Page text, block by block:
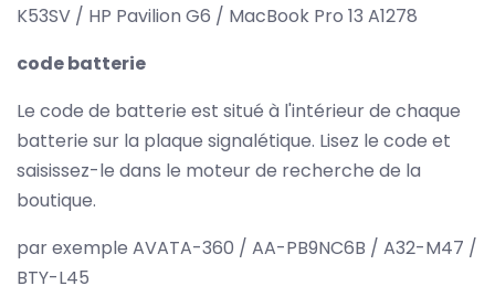
K53SV / HP Pavilion G6 / MacBook Pro 13 A1278
code batterie
Le code de batterie est situé à l'intérieur de chaque
batterie sur la plaque signalétique. Lisez le code et
saisissez-le dans le moteur de recherche de la
boutique.
par exemple AVATA-360 / AA-PB9NC6B / A32-M47 /
BTY-L45